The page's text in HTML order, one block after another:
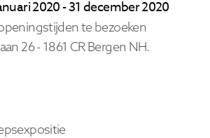
2020 - 31 december 2020
te bezoeken
26 -1861 CR Bergen NH.